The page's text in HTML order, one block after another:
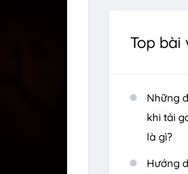
Top bài
Những
khi tải
là gì?
Hướng